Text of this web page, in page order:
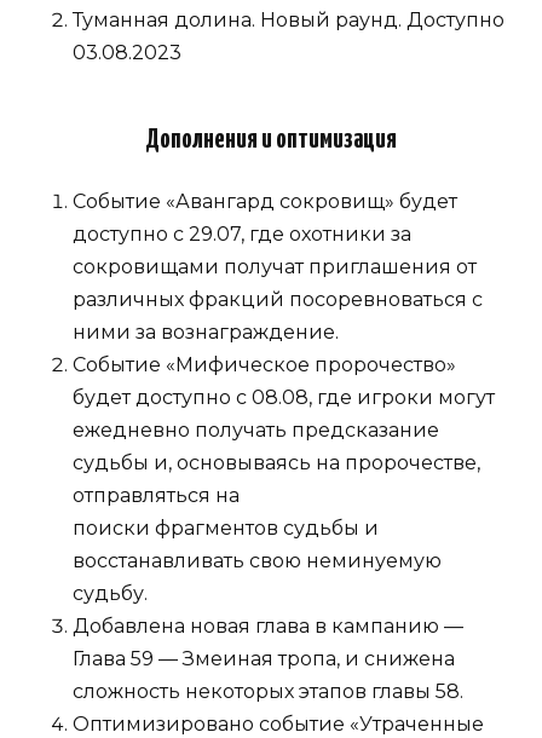
Туманная долина. Новый раунд. Доступно
03.08.2023
Дополнения и оптимизация
Событие «Авангард сокровищ» будет
доступно с 29.07, где охотники за
сокровищами получат приглашения от
различных фракций посоревноваться с
ними за вознаграждение.
Событие «Мифическое пророчество»
будет доступно с 08.08, где игроки могут
ежедневно получать предсказание
судьбы и, основываясь на пророчестве,
отправляться на
поиски фрагментов судьбы и
восстанавливать свою неминуемую
судьбу.
Добавлена новая глава в кампанию —
Глава 59 — Змеиная тропа, и снижена
сложность некоторых этапов главы 58.
Оптимизировано событие «Утраченные